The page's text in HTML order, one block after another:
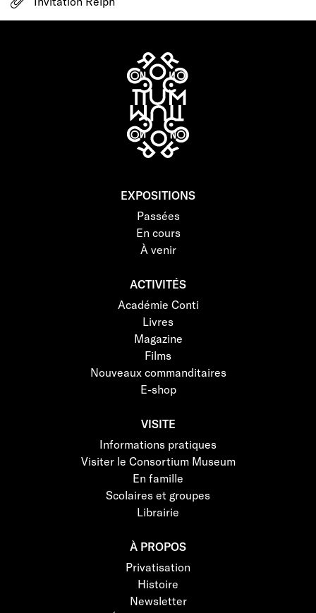
EXPOSITIONS
Passées
En cours
À venir
ACTIVITÉS
Académie Conti
Livres
Magazine
Films
Nouveaux commanditaires
E-shop
VISITE
Informations pratiques
Visiter le Consortium Museum
En famille
Scolaires et groupes
Librairie
À PROPOS
Privatisation
Histoire
Newsletter